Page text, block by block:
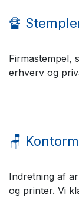
🔏
Firmastempel,
erhverv og
🪑
Indretning af
og printer. Vi